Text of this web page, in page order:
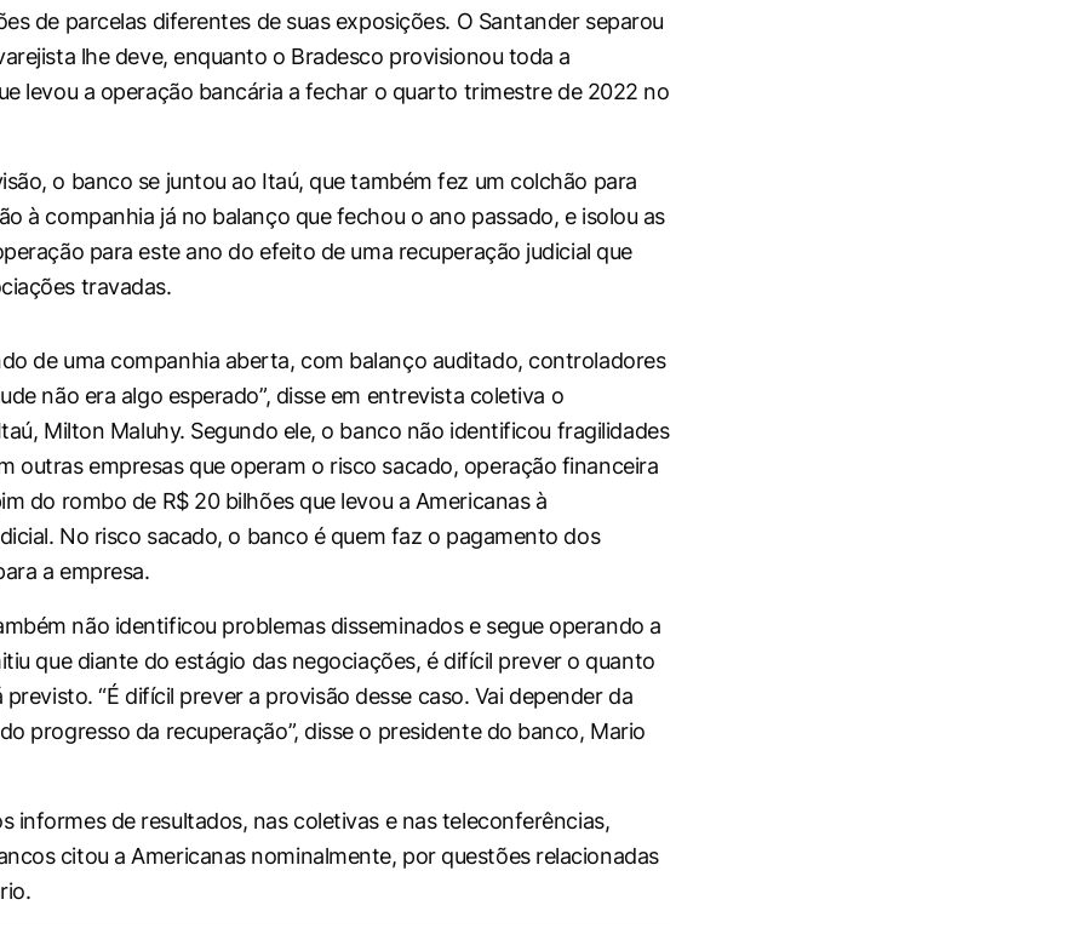
de parcelas diferentes de suas exposições. O Santander separou
lhe deve, enquanto o Bradesco provisionou toda a
levou a operação bancária a fechar o quarto trimestre de 2022 no
o banco se juntou ao Itaú, que também fez um colchão para
à companhia já no balanço que fechou o ano passado, e isolou as
para este ano do efeito de uma recuperação judicial que
travadas.
de uma companhia aberta, com balanço auditado, controladores
não era algo esperado”, disse em entrevista coletiva o
Milton Maluhy. Segundo ele, o banco não identificou fragilidades
outras empresas que operam o risco sacado, operação financeira
do rombo de R$ 20 bilhões que levou a Americanas à
No risco sacado, o banco é quem faz o pagamento dos
a empresa.
não identificou problemas disseminados e segue operando a
que diante do estágio das negociações, é difícil prever o quanto
“É difícil prever a provisão desse caso. Vai depender da
progresso da recuperação”, disse o presidente do banco, Mario
informes de resultados, nas coletivas e nas teleconferências,
citou a Americanas nominalmente, por questões relacionadas